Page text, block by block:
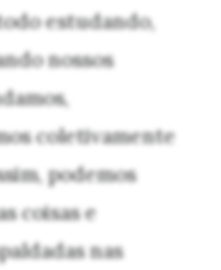
estudando,
nossos
coletivamente
podemos
coisas e
nas